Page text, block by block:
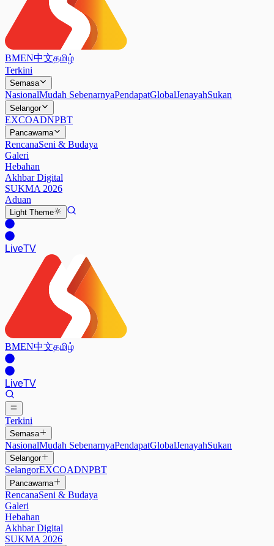
BMEN中文தமிழ்
Terkini
Semasa
NasionalMudah SebenarnyaPendapatGlobalJenayahSukan
Selangor
EXCOADNPBT
Pancawarna
RencanaSeni & Budaya
Galeri
Hebahan
Akhbar Digital
SUKMA 2026
Aduan
Light Theme
LiveTV
BMEN中文தமிழ்
LiveTV
Terkini
Semasa
NasionalMudah SebenarnyaPendapatGlobalJenayahSukan
Selangor
SelangorEXCOADNPBT
Pancawarna
RencanaSeni & Budaya
Galeri
Hebahan
Akhbar Digital
SUKMA 2026